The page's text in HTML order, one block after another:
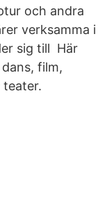
och andra
verksamma i
sig till Här
film,
teater.